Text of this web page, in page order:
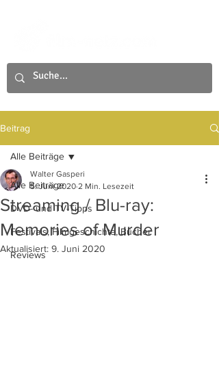
Beitrag
Alle Beiträge
DVD- und TV-Tipps
Festivals, Filmgeschichte, Bücher
Reviews
Alle Beiträge
Streaming / Blu-ray:
Memories of Murder
Walter Gasperi
5. Juni 2020 2 Min. Lesezeit
Aktualisiert: 9. Juni 2020